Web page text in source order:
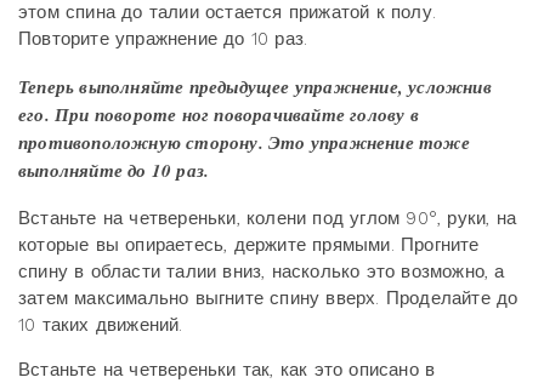
этом спина до талии остается прижатой к полу.
Повторите упражнение до 10 раз.
Теперь выполняйте предыдущее упражнение, усложнив
его. При повороте ног поворачивайте голову в
противоположную сторону. Это упражнение тоже
выполняйте до 10 раз.
Встаньте на четвереньки, колени под углом 90°, руки, на
которые вы опираетесь, держите прямыми. Прогните
спину в области талии вниз, насколько это возможно, а
затем максимально выгните спину вверх. Проделайте до
10 таких движений.
Встаньте на четвереньки так, как это описано в